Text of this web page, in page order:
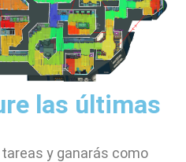
las últimas
y ganarás como